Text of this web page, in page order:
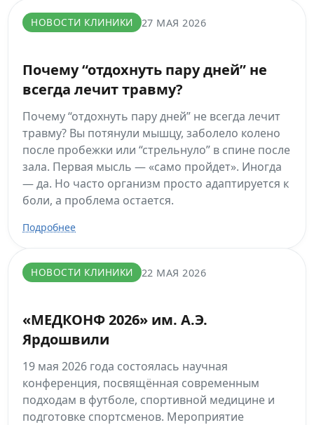
НОВОСТИ КЛИНИКИ 27 МАЯ 2026
Почему “отдохнуть пару дней” не
всегда лечит травму?
Почему “отдохнуть пару дней” не всегда лечит
травму? Вы потянули мышцу, заболело колено
после пробежки или “стрельнуло” в спине после
зала. Первая мысль — «само пройдет». Иногда
— да. Но часто организм просто адаптируется к
боли, а проблема остается.
Подробнее
НОВОСТИ КЛИНИКИ 22 МАЯ 2026
«МЕДКОНФ 2026» им. А.Э.
Ярдошвили
19 мая 2026 года состоялась научная
конференция, посвящённая современным
подходам в футболе, спортивной медицине и
подготовке спортсменов. Мероприятие